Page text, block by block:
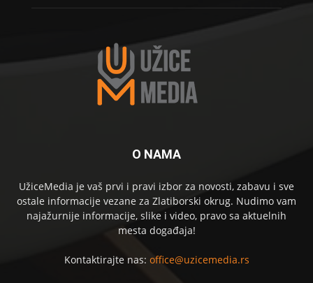
O NAMA
UžiceMedia je vaš prvi i pravi izbor za novosti, zabavu i sve
ostale informacije vezane za Zlatiborski okrug. Nudimo vam
najažurnije informacije, slike i video, pravo sa aktuelnih
mesta događaja!
Kontaktirajte nas: office@uzicemedia.rs